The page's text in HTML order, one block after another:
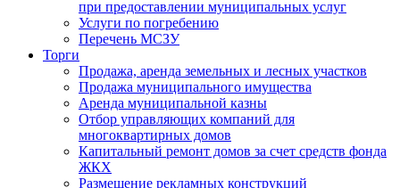
при предоставлении муниципальных услуг
Услуги по погребению
Перечень МСЗУ
Торги
Продажа, аренда земельных и лесных участков
Продажа муниципального имущества
Аренда муниципальной казны
Отбор управляющих компаний для
многоквартирных домов
Капитальный ремонт домов за счет средств фонда
ЖКХ
Размещение рекламных конструкций